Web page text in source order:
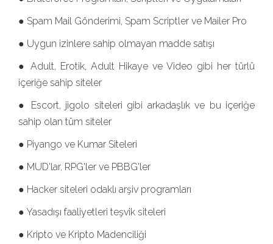
● Spam Mail Gönderimi, Spam Scriptler ve Mailer Pro
● Uygun izinlere sahip olmayan madde satışı
● Adult, Erotik, Adult Hikaye ve Video gibi her türlü
içeriğe sahip siteler
● Escort, jigolo siteleri gibi arkadaşlık ve bu içeriğe
sahip olan tüm siteler
● Piyango ve Kumar Siteleri
● MUD'lar, RPG'ler ve PBBG'ler
● Hacker siteleri odaklı arşiv programları
● Yasadışı faaliyetleri teşvik siteleri
● Kripto ve Kripto Madenciliği